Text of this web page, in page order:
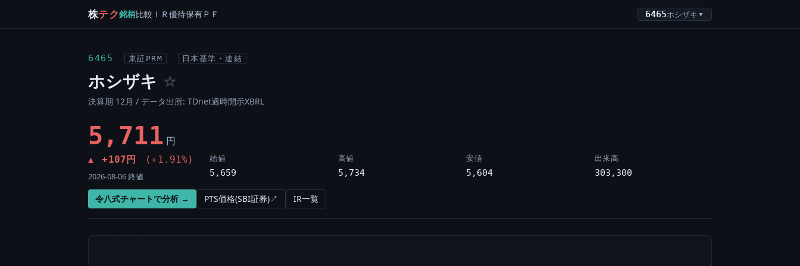
株テク銘柄比較 ＩＲ優待保有ＰＦ 6465ホシザキ ▼
6465 東証PRM 日本基準・連結
ホシザキ ☆
決算期 12月 / データ出所: TDnet適時開示XBRL
5,711 円
▲ +107円 (+1.91%)
2026-08-06 終値
始値
5,659
高値
5,734
安値
5,604
出来高
303,300
令八式チャートで分析 → PTS価格(SBI証券)↗ IR一覧